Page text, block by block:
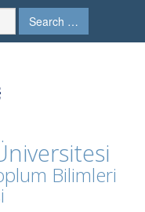
Search …
Bilimleri